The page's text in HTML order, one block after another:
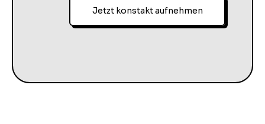
Jetzt konstakt aufnehmen